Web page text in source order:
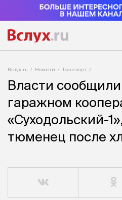
Вслух.ru Новости Транспорт
Власти
гаражном
«Суходольский-
тюменец после